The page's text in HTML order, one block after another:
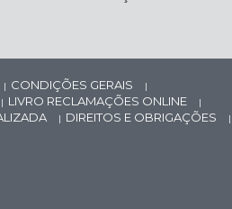
| CONDIÇÕES GERAIS |
| LIVRO RECLAMAÇÕES ONLINE |
| DIREITOS E OBRIGAÇÕES |